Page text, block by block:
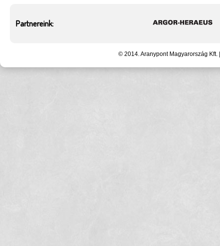
Partnereink:
© 2014. Aranypont Magyarország Kft.